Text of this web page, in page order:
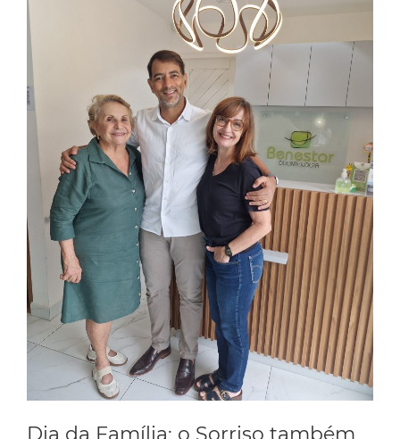
Dia da Família: o Sorriso também